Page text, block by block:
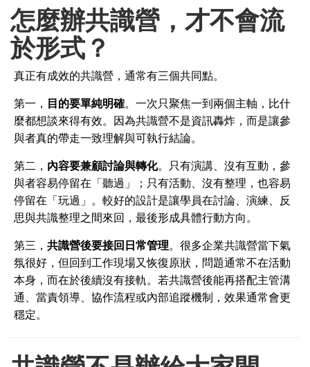
怎麼辦共識營，才不會流
於形式？
真正有成效的共識營，通常有三個共同點。
第一， 目的要單純明確。一次只聚焦一到兩個主軸，比什
麼都想談來得有效。因為共識營不是資訊轟炸，而是讓參
與者真的帶走一致理解與可執行結論。
第二， 內容要兼顧討論與轉化。只有演講、沒有互動，參
與者容易停留在「聽過」；只有活動、沒有整理，也容易
停留在「玩過」。較好的設計是讓學員在討論、演練、反
思與共識整理之間來回，最後形成具體行動方向。
第三， 共識營後要接回日常管理。很多企業共識營當下氣
氛很好，但回到工作現場又恢復原狀，問題通常不在活動
本身，而在於後續沒有接軌。若共識營後能再搭配主管溝
通、當責領導、協作流程或內部追蹤機制，效果通常會更
穩定。